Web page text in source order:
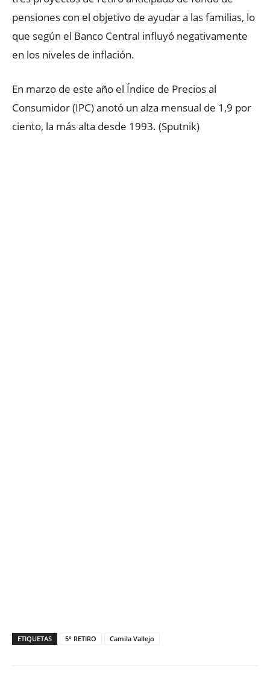
pensiones con el objetivo de ayudar a las familias, lo
que según el Banco Central influyó negativamente
en los niveles de inflación.
En marzo de este año el Índice de Precios al
Consumidor (IPC) anotó un alza mensual de 1,9 por
ciento, la más alta desde 1993. (Sputnik)
ETIQUETAS 5° RETIRO Camila Vallejo